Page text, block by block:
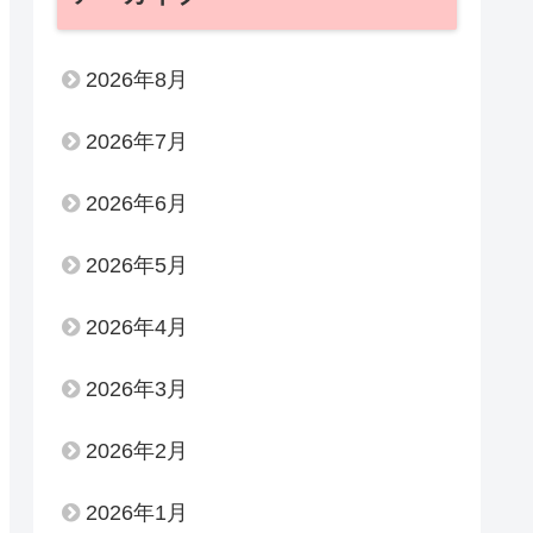
2026年8月
2026年7月
2026年6月
2026年5月
2026年4月
2026年3月
2026年2月
2026年1月